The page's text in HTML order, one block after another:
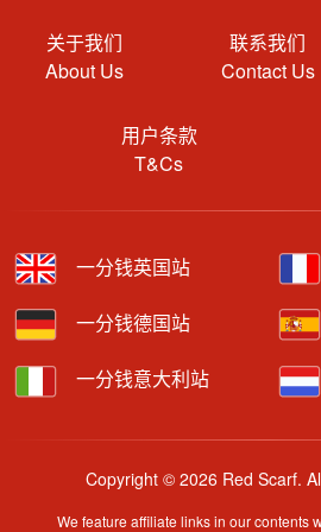
关于我们
About Us
联系我们
Contact Us
用户条款
T&Cs
一分钱英国站
一分钱德国站
一分钱意大利站
Copyright © 2026 Red Scarf.
We feature affiliate links in our contents